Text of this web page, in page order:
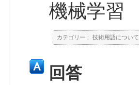
機械学習
カテゴリー : 技術用語について
回答